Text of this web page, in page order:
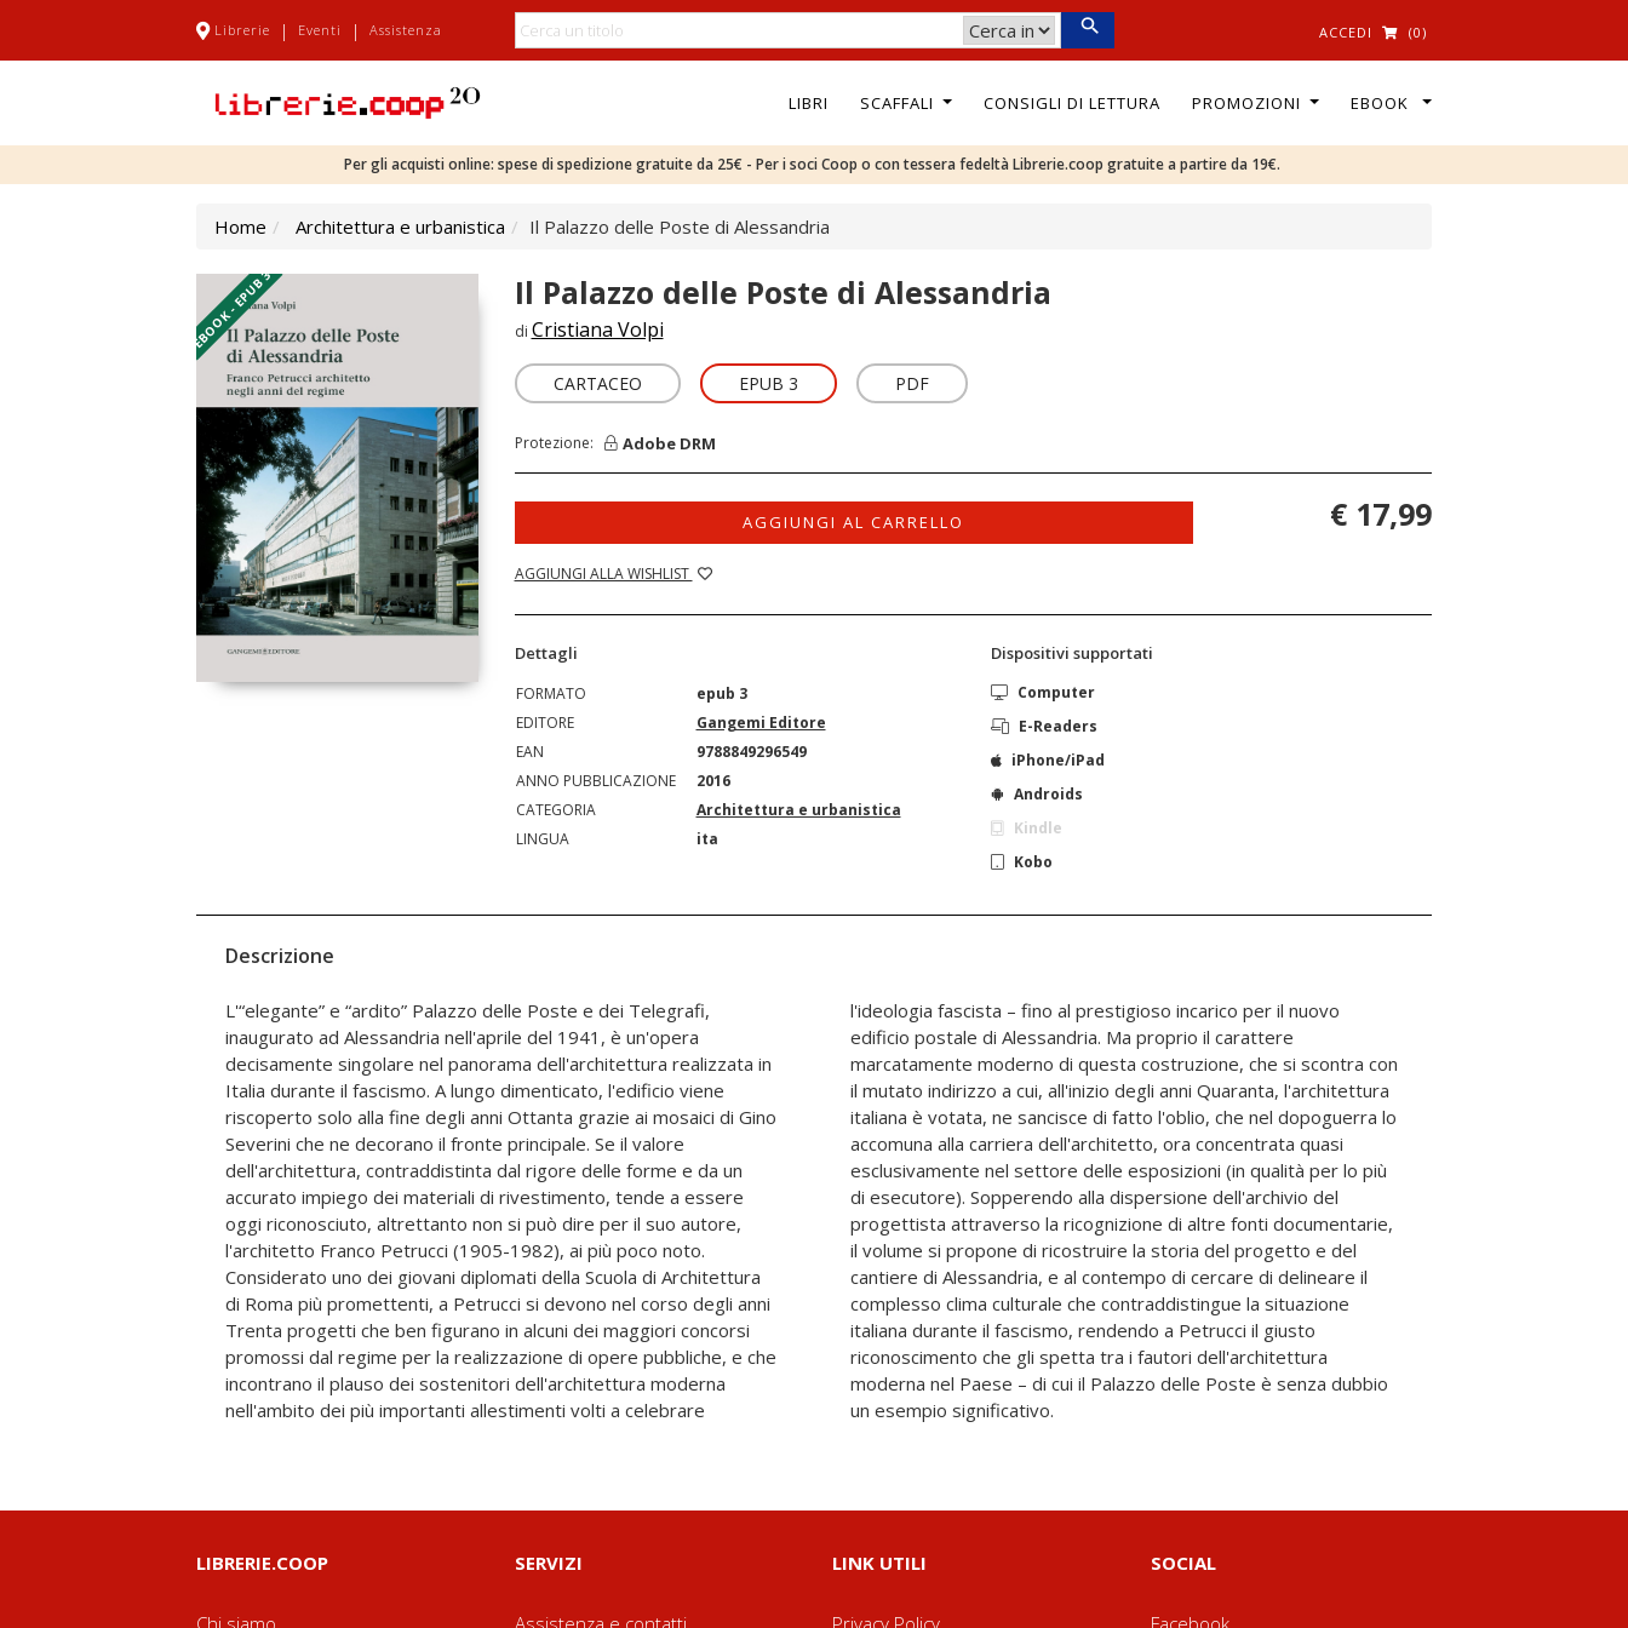
Librerie | Eventi | Assistenza ACCEDI (0)
LIBRI SCAFFALI CONSIGLI DI LETTURA PROMOZIONI EBOOK
Per gli acquisti online: spese di spedizione gratuite da 25€ - Per i soci Coop o con tessera fedeltà Librerie.coop gratuite a partire da 19€.
Home Architettura e urbanistica Il Palazzo delle Poste di Alessandria
EBOOK - EPUB 3 Il Palazzo delle Poste di Alessandria
di Cristiana Volpi
CARTACEO EPUB 3 PDF
Protezione: Adobe DRM
AGGIUNGI AL CARRELLO
AGGIUNGI ALLA WISHLIST
€ 17,99
Dettagli
FORMATO
epub 3
EDITORE
Gangemi Editore
EAN
9788849296549
ANNO PUBBLICAZIONE
2016
CATEGORIA
Architettura e urbanistica
LINGUA
ita
Dispositivi supportati
Computer
E-Readers
iPhone/iPad
Androids
Kindle
Kobo
Descrizione
L'“elegante” e “ardito” Palazzo delle Poste e dei Telegrafi,
inaugurato ad Alessandria nell'aprile del 1941, è un'opera
decisamente singolare nel panorama dell'architettura realizzata in
Italia durante il fascismo. A lungo dimenticato, l'edificio viene
riscoperto solo alla fine degli anni Ottanta grazie ai mosaici di Gino
Severini che ne decorano il fronte principale. Se il valore
dell'architettura, contraddistinta dal rigore delle forme e da un
accurato impiego dei materiali di rivestimento, tende a essere
oggi riconosciuto, altrettanto non si può dire per il suo autore,
l'architetto Franco Petrucci (1905-1982), ai più poco noto.
Considerato uno dei giovani diplomati della Scuola di Architettura
di Roma più promettenti, a Petrucci si devono nel corso degli anni
Trenta progetti che ben figurano in alcuni dei maggiori concorsi
promossi dal regime per la realizzazione di opere pubbliche, e che
incontrano il plauso dei sostenitori dell'architettura moderna
nell'ambito dei più importanti allestimenti volti a celebrare
l'ideologia fascista – fino al prestigioso incarico per il nuovo
edificio postale di Alessandria. Ma proprio il carattere
marcatamente moderno di questa costruzione, che si scontra con
il mutato indirizzo a cui, all'inizio degli anni Quaranta, l'architettura
italiana è votata, ne sancisce di fatto l'oblio, che nel dopoguerra lo
accomuna alla carriera dell'architetto, ora concentrata quasi
esclusivamente nel settore delle esposizioni (in qualità per lo più
di esecutore). Sopperendo alla dispersione dell'archivio del
progettista attraverso la ricognizione di altre fonti documentarie,
il volume si propone di ricostruire la storia del progetto e del
cantiere di Alessandria, e al contempo di cercare di delineare il
complesso clima culturale che contraddistingue la situazione
italiana durante il fascismo, rendendo a Petrucci il giusto
riconoscimento che gli spetta tra i fautori dell'architettura
moderna nel Paese – di cui il Palazzo delle Poste è senza dubbio
un esempio significativo.
LIBRERIE.COOP
Chi siamo
SERVIZI
Assistenza e contatti
LINK UTILI
Privacy Policy
SOCIAL
Facebook